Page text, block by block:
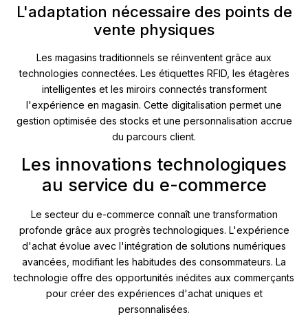
L'adaptation nécessaire des points de
vente physiques
Les magasins traditionnels se réinventent grâce aux
technologies connectées. Les étiquettes RFID, les étagères
intelligentes et les miroirs connectés transforment
l'expérience en magasin. Cette digitalisation permet une
gestion optimisée des stocks et une personnalisation accrue
du parcours client.
Les innovations technologiques
au service du e-commerce
Le secteur du e-commerce connaît une transformation
profonde grâce aux progrès technologiques. L'expérience
d'achat évolue avec l'intégration de solutions numériques
avancées, modifiant les habitudes des consommateurs. La
technologie offre des opportunités inédites aux commerçants
pour créer des expériences d'achat uniques et
personnalisées.